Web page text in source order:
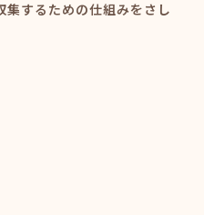
するための仕組みをさし